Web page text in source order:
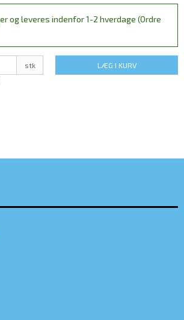
og leveres indenfor 1-2 hverdage (Ordre
stk LÆG I KURV